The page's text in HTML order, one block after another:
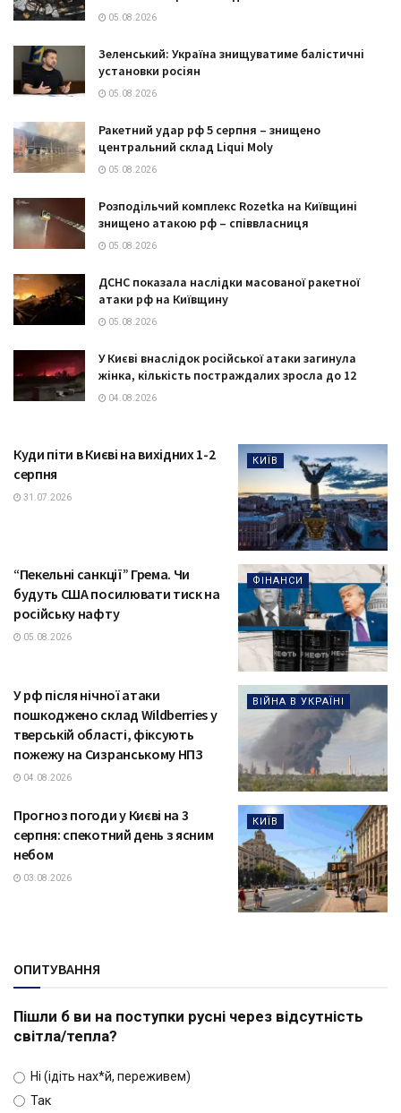
05.08.2026
Зеленський: Україна знищуватиме балістичні
установки росіян
05.08.2026
Ракетний удар рф 5 серпня – знищено
центральний склад Liqui Moly
05.08.2026
Розподільчий комплекс Rozetka на Київщині
знищено атакою рф – співвласниця
05.08.2026
ДСНС показала наслідки масованої ракетної
атаки рф на Київщину
05.08.2026
У Києві внаслідок російської атаки загинула
жінка, кількість постраждалих зросла до 12
04.08.2026
КИЇВ
Куди піти в Києві на вихідних 1-2
серпня
31.07.2026
ФІНАНСИ
“Пекельні санкції” Грема. Чи
будуть США посилювати тиск на
російську нафту
05.08.2026
ВІЙНА В УКРАЇНІ
У рф після нічної атаки
пошкоджено склад Wildberries у
тверській області, фіксують
пожежу на Сизранському НПЗ
04.08.2026
КИЇВ
Прогноз погоди у Києві на 3
серпня: спекотний день з ясним
небом
03.08.2026
ОПИТУВАННЯ
Пішли б ви на поступки русні через відсутність
світла/тепла?
Ні (ідіть нах*й, переживем)
Так